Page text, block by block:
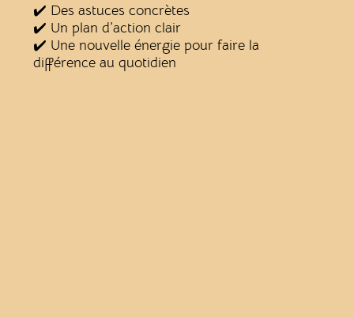
✔️ Des astuces concrètes
✔️ Un plan d’action clair
✔️ Une nouvelle énergie pour faire la
différence au quotidien